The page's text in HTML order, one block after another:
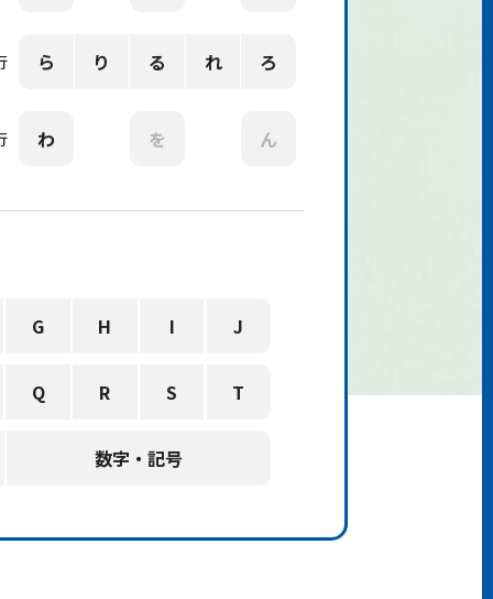
ら り る れ ろ
わ を ん
G H I J
Q R S T
数字・記号